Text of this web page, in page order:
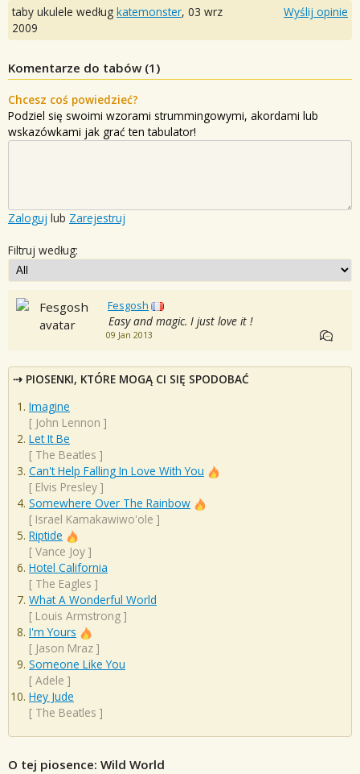
taby ukulele według katemonster, 03 wrz
2009
Wyślij opinie
Komentarze do tabów (1 )
Chcesz coś powiedzieć?
Podziel się swoimi wzorami strummingowymi, akordami lub
wskazówkami jak grać ten tabulator!
Zaloguj lub Zarejestruj
Filtruj według:
Fesgosh
Easy and magic. I just love it !
09 Jan 2013
PIOSENKI, KTÓRE MOGĄ CI SIĘ SPODOBAĆ
Imagine
[ John Lennon ]
Let It Be
[ The Beatles ]
Can't Help Falling In Love With You
[ Elvis Presley ]
Somewhere Over The Rainbow
[ Israel Kamakawiwo'ole ]
Riptide
[ Vance Joy ]
Hotel California
[ The Eagles ]
What A Wonderful World
[ Louis Armstrong ]
I'm Yours
[ Jason Mraz ]
Someone Like You
[ Adele ]
Hey Jude
[ The Beatles ]
O tej piosence: Wild World